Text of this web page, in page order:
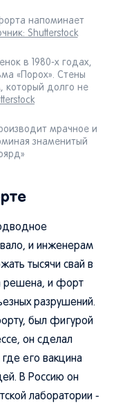
напоминает
Shutterstock
в 1980-х годах,
«Порох». Стены
который долго не
мрачное и
знаменитый
и инженерам
тысячи свай в
решена, и форт
разрушений.
был фигурой
он сделал
его вакцина
В Россию он
лаборатории -